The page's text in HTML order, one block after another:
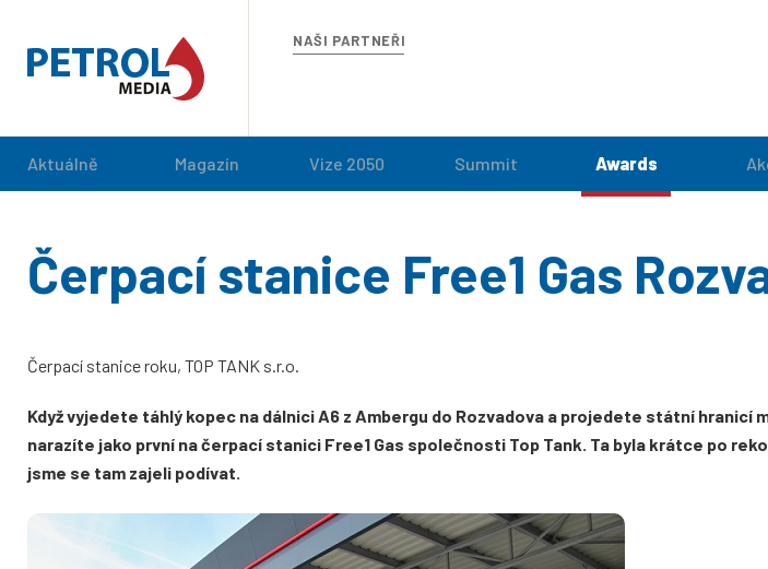
NAŠI PARTNEŘI
Aktuálně Magazín Vize 2050 Summit Awards
Čerpací stanice Free1 Gas
Čerpací stanice roku, TOP TANK s.r.o.
Když vyjedete táhlý kopec na dálnici A6 z Ambergu do Rozvadova a projedete státní hranicí
narazíte jako první na čerpací stanici Free1 Gas společnosti Top Tank. Ta byla krátce po
jsme se tam zajeli podívat.